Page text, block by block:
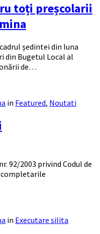
toți preșcolarii
ședintei din luna
din Bugetul Local al
de…
in Featured, Noutati
92/2003 privind Codul de
completarile
in Executare silita